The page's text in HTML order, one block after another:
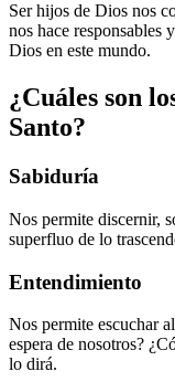
Ser hijos de Dios nos
nos hace responsables
Dios en este mundo.
¿Cuáles son
Santo?
Sabiduría
Nos permite discernir,
superfluo de lo
Entendimiento
Nos permite escuchar
espera de nosotros?
lo dirá.